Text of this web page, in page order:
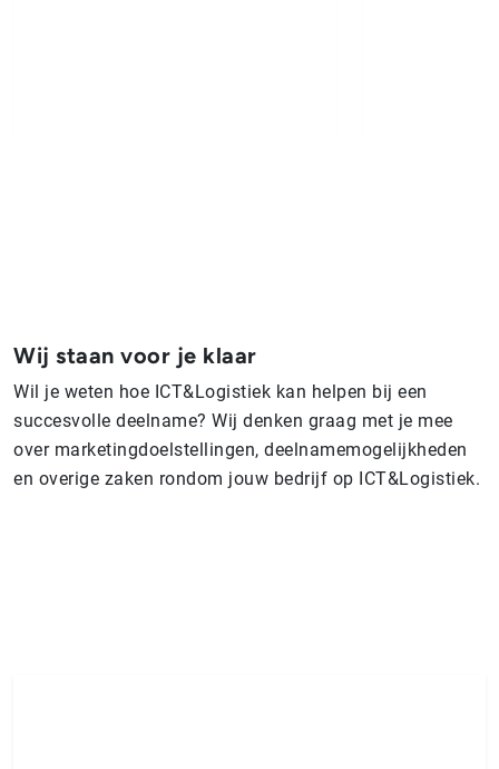
Wij staan voor je klaar
Wil je weten hoe ICT&Logistiek kan helpen bij een
succesvolle deelname? Wij denken graag met je mee
over marketingdoelstellingen, deelnamemogelijkheden
en overige zaken rondom jouw bedrijf op ICT&Logistiek.